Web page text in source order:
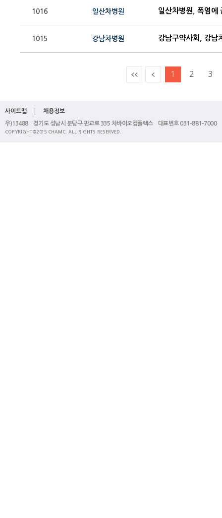
1016 일산차병원 일산차병원, 폭염에
1015 강남차병원 강남구약사회, 강남
1 2 3
사이트맵 채용정보
우)13488 경기도 성남시 분당구 판교로 335 차바이오컴플렉스 대표번호 031-881-7000
COPYRIGHT@2015 CHAMC. ALL RIGHTS RESERVED.